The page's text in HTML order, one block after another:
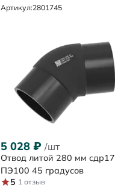
Артикул:2801745
5 028 ₽ /шт
Отвод литой 280 мм сдр17
ПЭ100 45 градусов
5 1 отзыв